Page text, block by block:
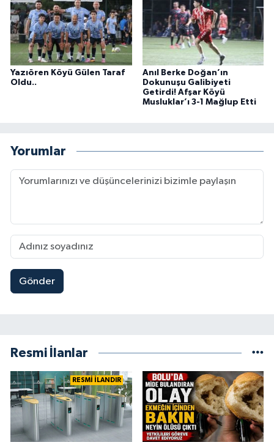
Yazıören Köyü Gülen Taraf
Oldu..
Anıl Berke Doğan’ın
Dokunuşu Galibiyeti
Getirdi! Afşar Köyü
Musluklar’ı 3-1 Mağlup Etti
Yorumlar
Gönder
Resmi İlanlar
RESMİ İLANDIR